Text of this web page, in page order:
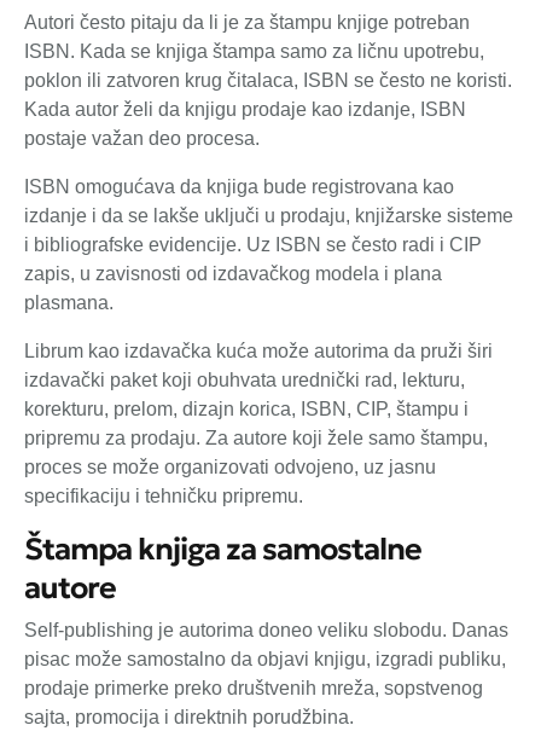
Autori često pitaju da li je za štampu knjige potreban
ISBN. Kada se knjiga štampa samo za ličnu upotrebu,
poklon ili zatvoren krug čitalaca, ISBN se često ne koristi.
Kada autor želi da knjigu prodaje kao izdanje, ISBN
postaje važan deo procesa.
ISBN omogućava da knjiga bude registrovana kao
izdanje i da se lakše uključi u prodaju, knjižarske sisteme
i bibliografske evidencije. Uz ISBN se često radi i CIP
zapis, u zavisnosti od izdavačkog modela i plana
plasmana.
Librum kao izdavačka kuća može autorima da pruži širi
izdavački paket koji obuhvata urednički rad, lekturu,
korekturu, prelom, dizajn korica, ISBN, CIP, štampu i
pripremu za prodaju. Za autore koji žele samo štampu,
proces se može organizovati odvojeno, uz jasnu
specifikaciju i tehničku pripremu.
Štampa knjiga za samostalne
autore
Self-publishing je autorima doneo veliku slobodu. Danas
pisac može samostalno da objavi knjigu, izgradi publiku,
prodaje primerke preko društvenih mreža, sopstvenog
sajta, promocija i direktnih porudžbina.